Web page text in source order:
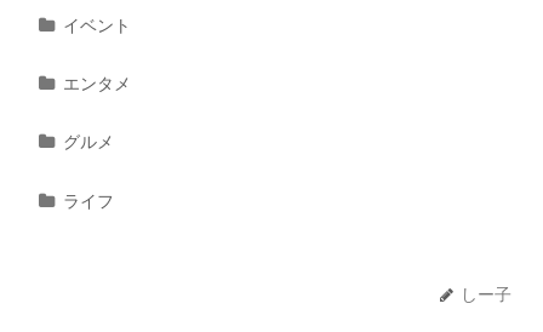
イベント
エンタメ
グルメ
ライフ
しー子